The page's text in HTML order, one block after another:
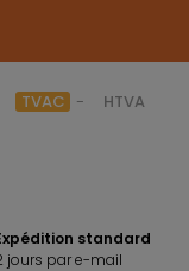
TVAC HTVA
standard
jours par e-mail